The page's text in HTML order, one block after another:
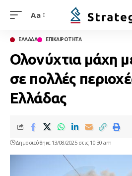
Aa
ΕΛΛΑΔΑ ΕΠΙΚΑΙΡΟΤΗΤΑ
Ολονύχτια μάχη
σε πολλές
Ελλάδας
Δημοσιεύθηκε 13/08/2025 στις 10:30 am